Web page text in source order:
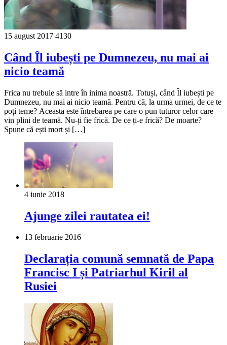
15 august 2017 4130
Când Îl iubești pe Dumnezeu, nu mai ai
nicio teamă
Frica nu trebuie să intre în inima noastră. Totuși, când Îl iubești pe
Dumnezeu, nu mai ai nicio teamă. Pentru că, la urma urmei, de ce te
poți teme? Aceasta este întrebarea pe care o pun tuturor celor care
vin plini de teamă. Nu-ți fie frică. De ce ți-e frică? De moarte?
Spune că ești mort și […]
4 iunie 2018
Ajunge zilei rautatea ei!
13 februarie 2016
Declarația comună semnată de Papa
Francisc I și Patriarhul Kiril al
Rusiei